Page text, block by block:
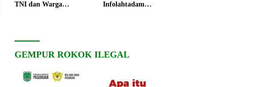
TNI dan Warga
Infolahtadam
GEMPUR ROKOK ILEGAL